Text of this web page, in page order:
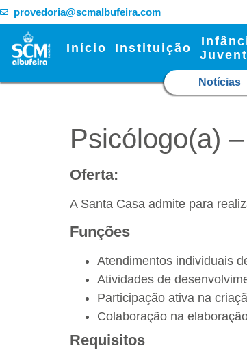
provedoria@scmalbufeira.com
Início Instituição
Notícias
Psicólogo(a)
Oferta:
A Santa Casa admite para
Funções
Atendimentos individuais
Atividades de
Participação ativa na
Colaboração na
Requisitos